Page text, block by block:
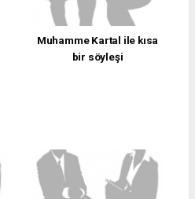
Muhamme Kartal ile kısa
bir söyleşi